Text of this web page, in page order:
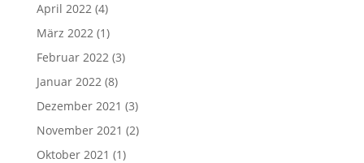
April 2022(4)
März 2022(1)
Februar 2022(3)
Januar 2022(8)
Dezember 2021 (3)
November 2021 (2)
Oktober 2021 (1)